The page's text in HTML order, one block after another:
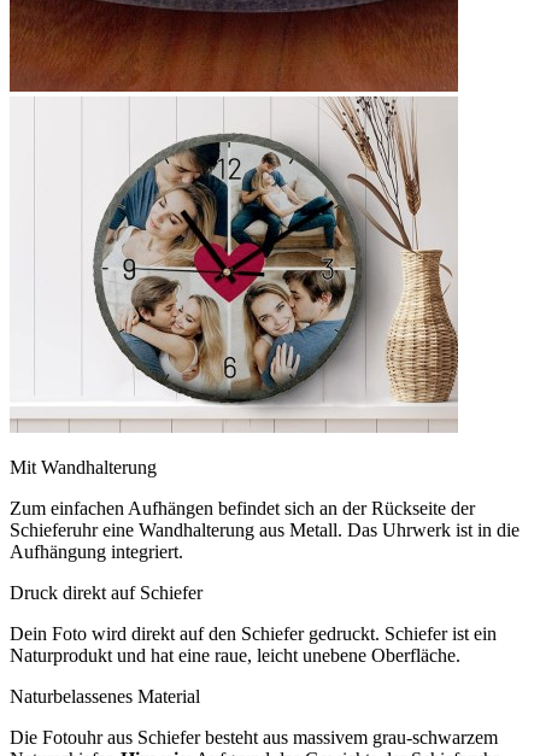
Mit Wandhalterung
Zum einfachen Aufhängen befindet sich an der Rückseite der
Schieferuhr eine Wandhalterung aus Metall. Das Uhrwerk ist in die
Aufhängung integriert.
Druck direkt auf Schiefer
Dein Foto wird direkt auf den Schiefer gedruckt. Schiefer ist ein
Naturprodukt und hat eine raue, leicht unebene Oberfläche.
Naturbelassenes Material
Die Fotouhr aus Schiefer besteht aus massivem grau-schwarzem